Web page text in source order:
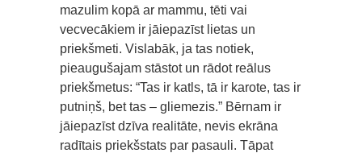
mazulim kopā ar mammu, tēti vai
vecvecākiem ir jāiepazīst lietas un
priekšmeti. Vislabāk, ja tas notiek,
pieaugušajam stāstot un rādot reālus
priekšmetus: “Tas ir katls, tā ir karote, tas ir
putniņš, bet tas – gliemezis.” Bērnam ir
jāiepazīst dzīva realitāte, nevis ekrāna
radītais priekšstats par pasauli. Tāpat